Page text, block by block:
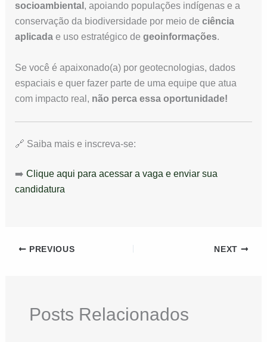
socioambiental , apoiando populações indígenas e a
conservação da biodiversidade por meio de ciência
aplicadae uso estratégico de geoinformações.
Se você é apaixonado(a) por geotecnologias, dados
espaciais e quer fazer parte de uma equipe que atua
com impacto real, não perca essa oportunidade!
🔗 Saiba mais e inscreva-se:
➡️ Clique aqui para acessar a vaga e enviar sua
candidatura
PREVIOUS NEXT
Posts Relacionados